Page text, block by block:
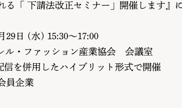
る「 下請法改正セミナー」開催します』
29日 (水) 15:30〜17:00
ル・ファッション産業協会 会議室
したハイブリット形式で開催
員企業